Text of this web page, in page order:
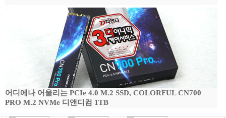
어디에나 어울리는 PCIe 4.0 M.2 SSD, COLORFUL CN700
PRO M.2 NVMe 디앤디컴 1TB